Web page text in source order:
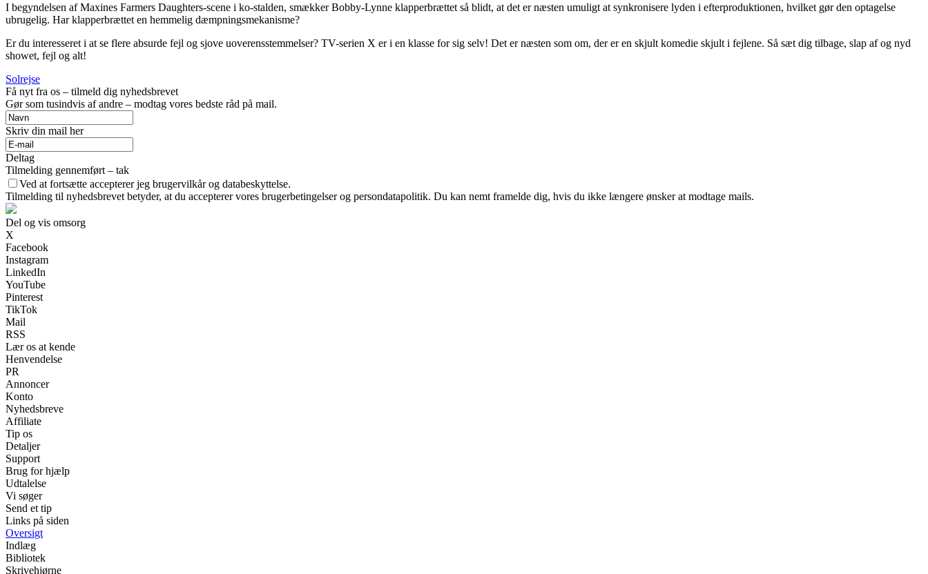
I begyndelsen af Maxines Farmers Daughters-scene i ko-stalden, smækker Bobby-Lynne klapperbrættet så blidt, at det er næsten umuligt at synkronisere lyden i efterproduktionen, hvilket gør den optagelse
ubrugelig. Har klapperbrættet en hemmelig dæmpningsmekanisme?
Er du interesseret i at se flere absurde fejl og sjove uoverensstemmelser? TV-serien X er i en klasse for sig selv! Det er næsten som om, der er en skjult komedie skjult i fejlene. Så sæt dig tilbage, slap af og nyd
showet, fejl og alt!
Solrejse
Få nyt fra os – tilmeld dig nyhedsbrevet
Gør som tusindvis af andre – modtag vores bedste råd på mail.
Skriv din mail her
Deltag
Tilmelding gennemført – tak
Ved at fortsætte accepterer jeg brugervilkår og databeskyttelse.
Tilmelding til nyhedsbrevet betyder, at du accepterer vores brugerbetingelser og persondatapolitik. Du kan nemt framelde dig, hvis du ikke længere ønsker at modtage mails.
Del og vis omsorg
X
Facebook
Instagram
LinkedIn
YouTube
Pinterest
TikTok
Mail
RSS
Lær os at kende
Henvendelse
PR
Annoncer
Konto
Nyhedsbreve
Affiliate
Tip os
Detaljer
Support
Brug for hjælp
Udtalelse
Vi søger
Send et tip
Links på siden
Oversigt
Indlæg
Bibliotek
Skrivehjørne